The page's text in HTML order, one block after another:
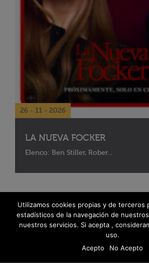
26 - 11 - 2026
LA NUEVA FOCKER
Elenco: Ben Stiller, Rober...
© 2026 Fanáticos del Cine - Todos los
Utilizamos cookies propias y de terceros
estadísticos de la navegación de
nuestros servicios. Si acepta ,
uso.
Acepto
No Acepto